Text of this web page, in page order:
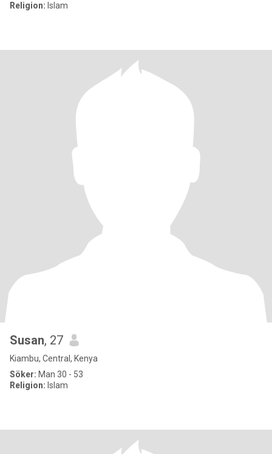
Religion: Islam
Susan, 27
Kiambu, Central, Kenya
Söker: Man 30 - 53
Religion: Islam